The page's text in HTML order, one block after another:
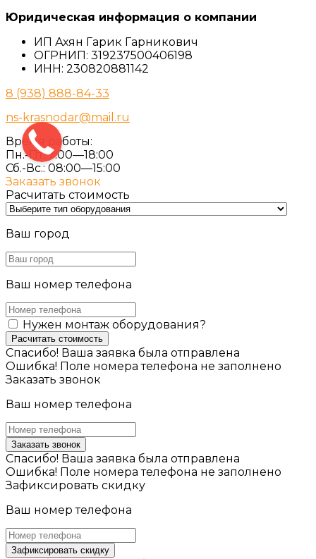
Юридическая информация о компании
ИП Ахян Гарик Гарникович
ОГРНИП: 319237500406198
ИНН: 230820881142
8 (938) 888-84-33
ns-krasnodar@mail.ru
Время работы:
Пн.-Пт. 7:00—18:00
Сб.-Вс.: 08:00—15:00
Заказать звонок
Расчитать стоимость
Ваш город
Ваш номер телефона
Нужен монтаж оборудования?
Расчитать стоимость
Спасибо! Ваша заявка была отправлена
Ошибка! Поле номера телефона не заполнено
Заказать звонок
Ваш номер телефона
Заказать звонок
Спасибо! Ваша заявка была отправлена
Ошибка! Поле номера телефона не заполнено
Зафиксировать скидку
Ваш номер телефона
Зафиксировать скидку